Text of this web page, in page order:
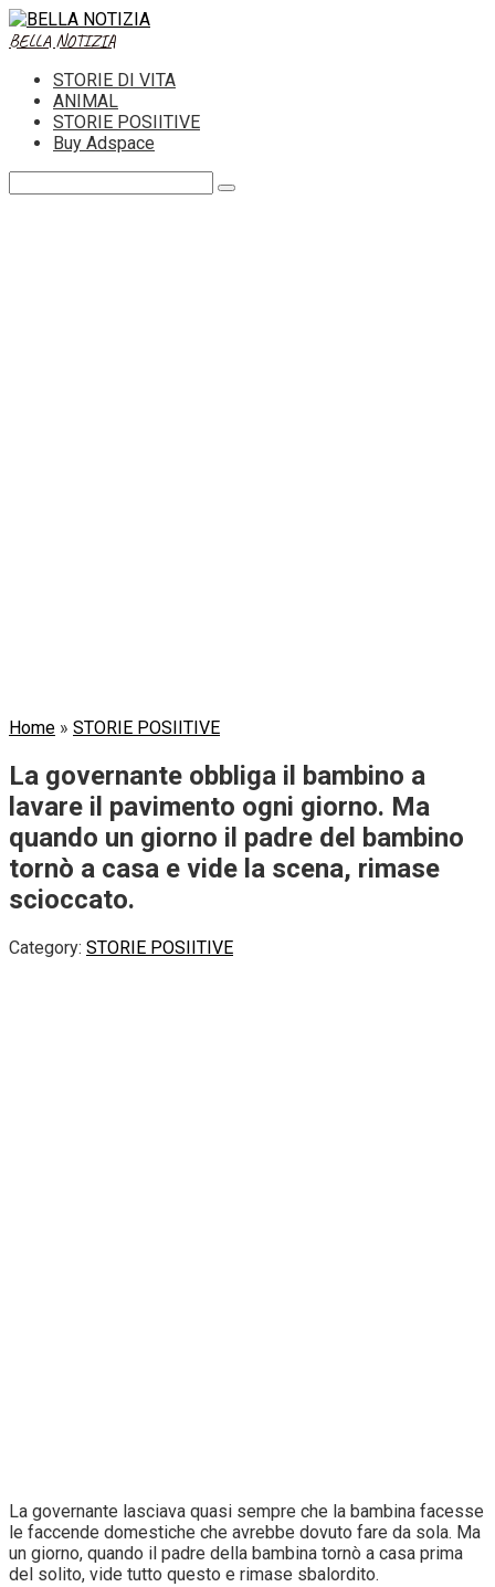
Skip
to
BELLA NOTIZIA
STORIE DI VITA
ANIMAL
STORIE POSIITIVE
Buy Adspace
Home » STORIE POSIITIVE
La governante obbliga il bambino a
lavare il pavimento ogni giorno. Ma
quando un giorno il padre del bambino
tornò a casa e vide la scena, rimase
scioccato.
Category: STORIE POSIITIVE
La governante lasciava quasi sempre che la bambina facesse
le faccende domestiche che avrebbe dovuto fare da sola. Ma
un giorno, quando il padre della bambina tornò a casa prima
del solito, vide tutto questo e rimase sbalordito.